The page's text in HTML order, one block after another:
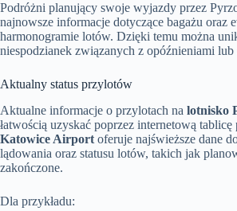
Podróżni planujący swoje wyjazdy przez
najnowsze informacje dotyczące bagażu oraz
harmonogramie lotów. Dzięki temu można
niespodzianek związanych z opóźnieniami lub
Aktualny status przylotów
Aktualne informacje o przylotach na lotnisko
łatwością uzyskać poprzez internetową
Katowice Airport oferuje najświeższe dane
lądowania oraz statusu lotów, takich jak
zakończone.
Dla przykładu: